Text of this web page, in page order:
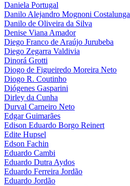
Daniela Portugal
Danilo Alejandro Mognoni Costalunga
Danilo de Oliveira da Silva
Denise Viana Amador
Diego Franco de Araújo Jurubeba
Diego Zegarra Valdivia
Dinorá Grotti
Diogo de Figueiredo Moreira Neto
Diogo R. Coutinho
Diógenes Gasparini
Dirley da Cunha
Durval Carneiro Neto
Edgar Guimarães
Edison Eduardo Borgo Reinert
Edite Hupsel
Edson Fachin
Eduardo Cambi
Eduardo Dutra Aydos
Eduardo Ferreira Jordão
Eduardo Jordão